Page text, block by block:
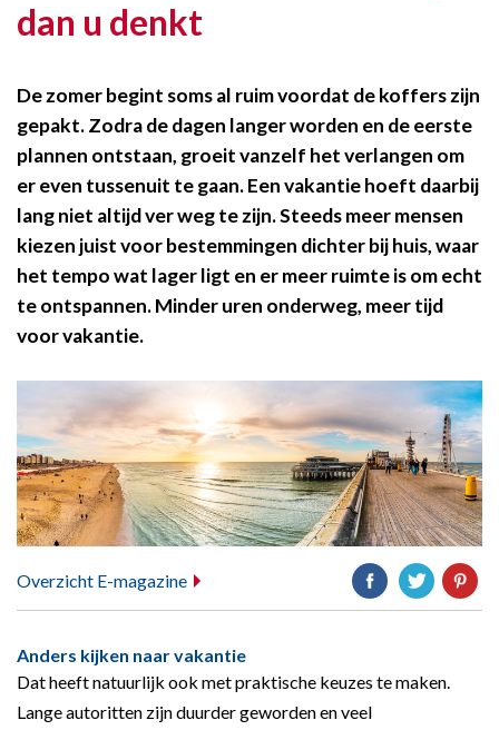
dan u denkt
De zomer begint soms al ruim voordat de koffers zijn
gepakt. Zodra de dagen langer worden en de eerste
plannen ontstaan, groeit vanzelf het verlangen om
er even tussenuit te gaan. Een vakantie hoeft daarbij
lang niet altijd ver weg te zijn. Steeds meer mensen
kiezen juist voor bestemmingen dichter bij huis, waar
het tempo wat lager ligt en er meer ruimte is om echt
te ontspannen. Minder uren onderweg, meer tijd
voor vakantie.
Overzicht E-magazine
Anders kijken naar vakantie
Dat heeft natuurlijk ook met praktische keuzes te maken.
Lange autoritten zijn duurder geworden en veel